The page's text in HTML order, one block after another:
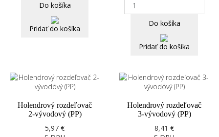
Do košíka
Pridať do košíka
Do košíka
Pridať do košíka
Holendrový rozdeľovač
2-vývodový (PP)
5,97 €
Holendrový rozdeľovač
3-vývodový (PP)
8,41 €